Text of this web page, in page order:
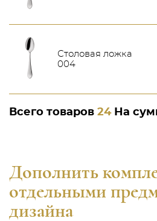
Столовая ложка
004
Всего товаров 24На
Дополнить
отдельными
дизайна